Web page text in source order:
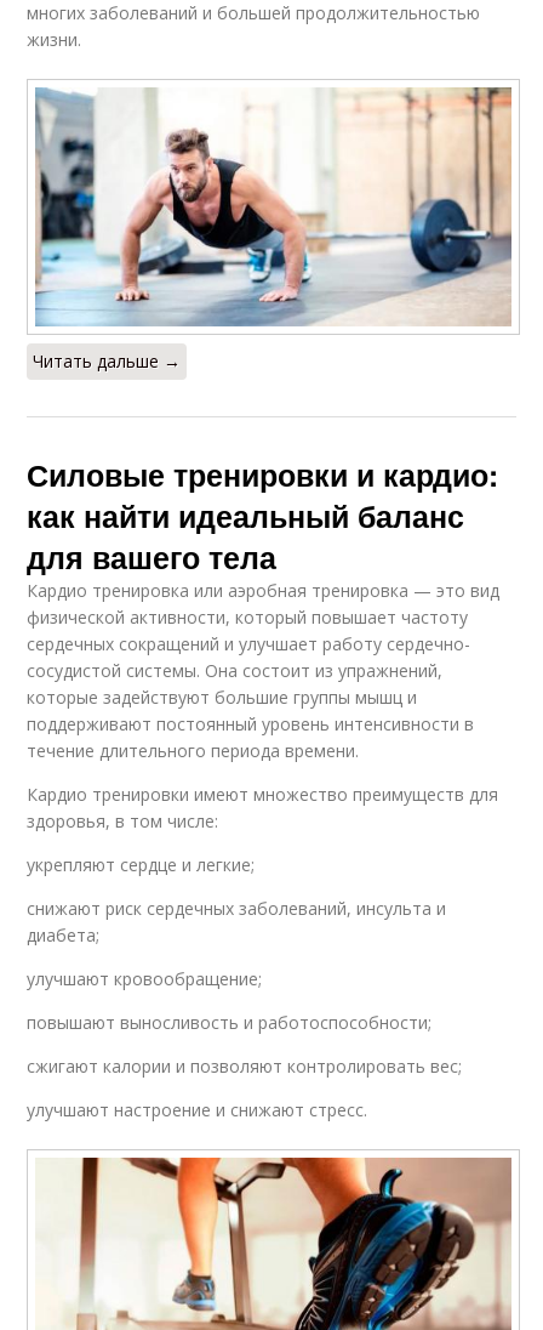
многих заболеваний и большей продолжительностью
жизни.
Читать дальше →
Силовые тренировки и кардио:
как найти идеальный баланс
для вашего тела
Кардио тренировка или аэробная тренировка — это вид
физической активности, который повышает частоту
сердечных сокращений и улучшает работу сердечно-
сосудистой системы. Она состоит из упражнений,
которые задействуют большие группы мышц и
поддерживают постоянный уровень интенсивности в
течение длительного периода времени.
Кардио тренировки имеют множество преимуществ для
здоровья, в том числе:
укрепляют сердце и легкие;
снижают риск сердечных заболеваний, инсульта и
диабета;
улучшают кровообращение;
повышают выносливость и работоспособности;
сжигают калории и позволяют контролировать вес;
улучшают настроение и снижают стресс.